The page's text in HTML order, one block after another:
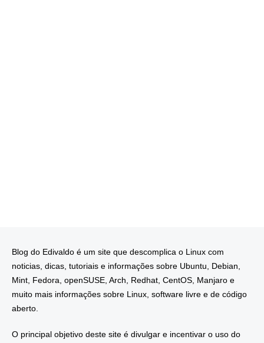
Blog do Edivaldo é um site que descomplica o Linux com
noticias, dicas, tutoriais e informações sobre Ubuntu, Debian,
Mint, Fedora, openSUSE, Arch, Redhat, CentOS, Manjaro e
muito mais informações sobre Linux, software livre e de código
aberto.
O principal objetivo deste site é divulgar e incentivar o uso do